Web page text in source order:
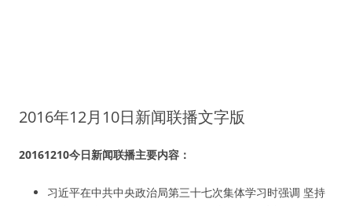
2016年12月10日新闻联播文字版
20161210今日新闻联播主要内容：
习近平在中共中央政治局第三十七次集体学习时强调 坚持